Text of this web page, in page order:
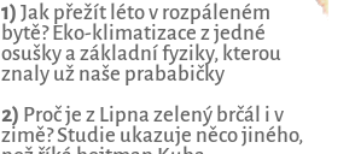
1) Jak přežít léto v rozpáleném
bytě? Eko-klimatizace z jedné
osušky a základní fyziky, kterou
znaly už naše prababičky
2) Proč je z Lipna zelený brčál i v
zimě? Studie ukazuje něco jiného,